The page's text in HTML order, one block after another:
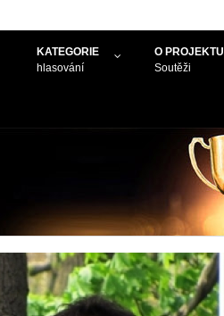
KATEGORIE
hlasování
O PROJEKTU
Soutěži